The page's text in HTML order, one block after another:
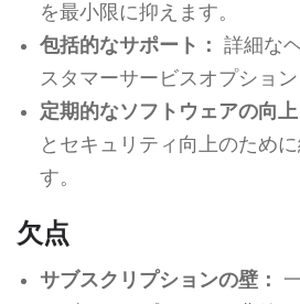
を最小限に抑えます。
包括的なサポート： 詳細な
スタマーサービスオプション
定期的なソフトウェアの向上
とセキュリティ向上のため
す。
欠点
サブスクリプションの壁：